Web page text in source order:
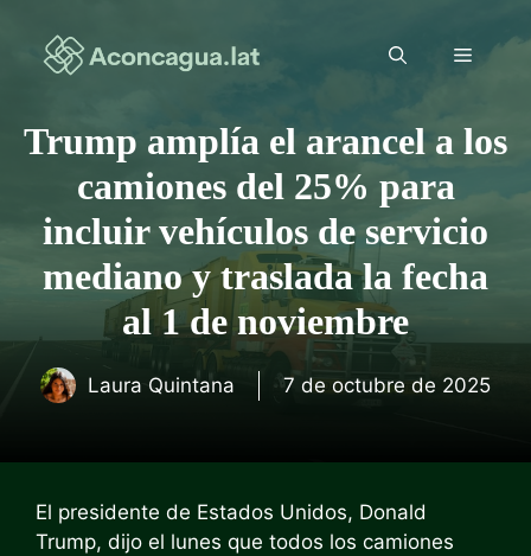
contenido
Menú
Trump amplía el arancel a los
camiones del 25% para
incluir vehículos de servicio
mediano y traslada la fecha
al 1 de noviembre
Laura Quintana 7 de octubre de 2025
El presidente de Estados Unidos, Donald
Trump, dijo el lunes que todos los camiones